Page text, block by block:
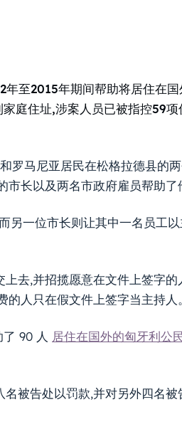
至2015年期间帮助将居住在
庭住址,涉案人员已被指控59项
罗马尼亚居民在松格拉德县的
市长以及两名市政府雇员帮助了
另一位市长则让其中一名员工
去,并招揽愿意在文件上签字的
人只在假文件上签字当主持人。
90 人 居住在国外的匈牙利公
被告处以罚款,并对另外四名被